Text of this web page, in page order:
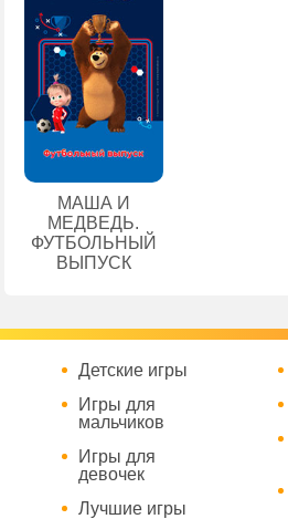
МАША И
МЕДВЕДЬ.
ФУТБОЛЬНЫЙ
ВЫПУСК
Детские игры
Игры для
мальчиков
Игры для
девочек
Лучшие игры